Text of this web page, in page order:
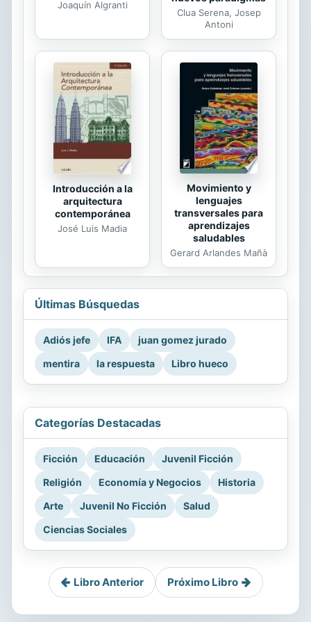
Joaquín Algranti
Clua Serena, Josep
Antoni
Introducción a la
arquitectura
contemporánea
José Luis Madia
Movimiento y
lenguajes
transversales para
aprendizajes
saludables
Gerard Arlandes Mañà
Últimas Búsquedas
Adiós jefe IFA
juan gomez jurado
mentira
la respuesta Libro hueco
Categorías Destacadas
Ficción Educación
Juvenil Ficción
Religión
Economía y Negocios
Historia
Arte
Juvenil No Ficción
Salud
Ciencias Sociales
Libro Anterior Próximo Libro